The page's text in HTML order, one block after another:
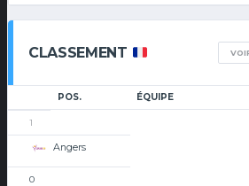
CLASSEMENT
POS. ÉQUIPE
1
Angers
0